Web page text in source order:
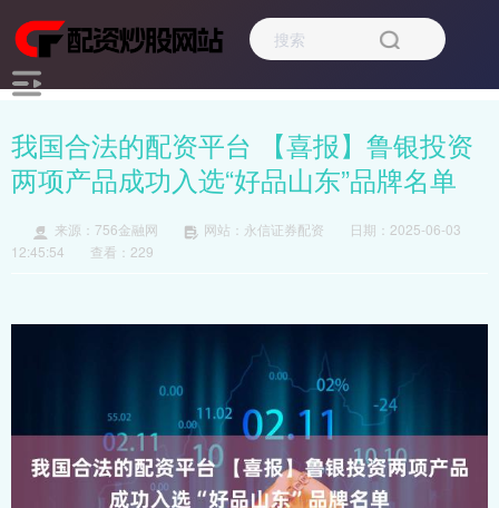
我国合法的配资平台 【喜报】鲁银投资
两项产品成功入选“好品山东”品牌名单
来源：756金融网 网站：永信证券配资
日期：2025-06-03
12:45:54
查看：229